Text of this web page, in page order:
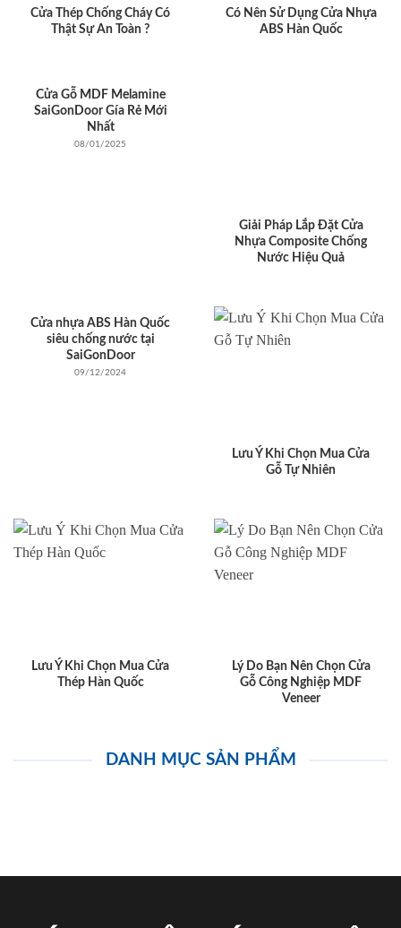
Cửa Thép Chống Cháy Có
Thật Sự An Toàn ?
Có Nên Sử Dụng Cửa Nhựa
ABS Hàn Quốc
Cửa Gỗ MDF Melamine
SaiGonDoor Gía Rẻ Mới
Nhất
08/01/2025
Giải Pháp Lắp Đặt Cửa
Nhựa Composite Chống
Nước Hiệu Quả
Cửa nhựa ABS Hàn Quốc
siêu chống nước tại
SaiGonDoor
09/12/2024
Lưu Ý Khi Chọn Mua Cửa
Gỗ Tự Nhiên
Lưu Ý Khi Chọn Mua Cửa
Thép Hàn Quốc
Lý Do Bạn Nên Chọn Cửa
Gỗ Công Nghiệp MDF
Veneer
DANH MỤC SẢN PHẨM